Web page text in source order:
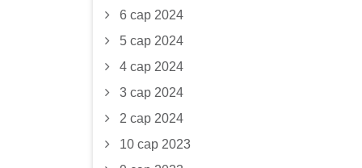
6 сар 2024
5 сар 2024
4 сар 2024
3 сар 2024
2 сар 2024
10 сар 2023